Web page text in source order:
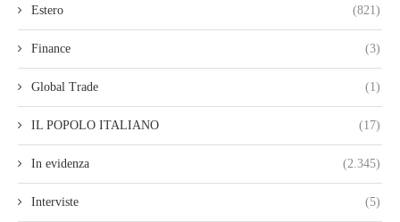
Estero (821)
Finance (3)
Global Trade (1)
IL POPOLO ITALIANO (17)
In evidenza (2.345)
Interviste (5)